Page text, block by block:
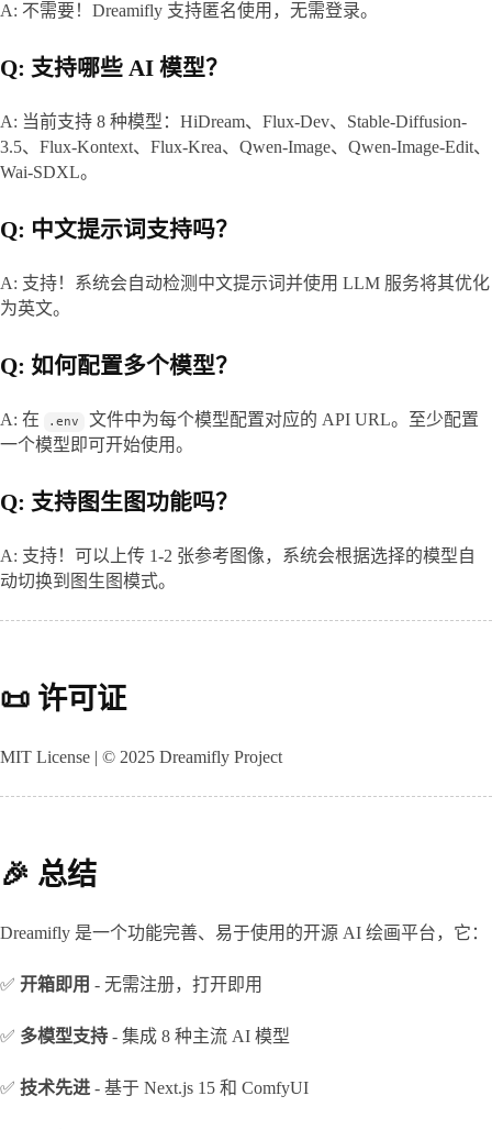
A: 不需要！Dreamifly 支持匿名使用，无需登录。
Q: 支持哪些 AI 模型？
A: 当前支持 8 种模型：HiDream、Flux-Dev、Stable-Diffusion-
3.5、Flux-Kontext、Flux-Krea、Qwen-Image、Qwen-Image-Edit、
Wai-SDXL。
Q: 中文提示词支持吗？
A: 支持！系统会自动检测中文提示词并使用 LLM 服务将其优化
为英文。
Q: 如何配置多个模型？
A: 在 .env
文件中为每个模型配置对应的 API URL。至少配置
一个模型即可开始使用。
Q: 支持图生图功能吗？
A: 支持！可以上传 1-2 张参考图像，系统会根据选择的模型自
动切换到图生图模式。
📜 许可证
MIT License | © 2025 Dreamifly Project
🎉 总结
Dreamifly 是一个功能完善、易于使用的开源 AI 绘画平台，它：
✅ 开箱即用 - 无需注册，打开即用
✅ 多模型支持 - 集成 8 种主流 AI 模型
✅ 技术先进 - 基于 Next.js 15 和 ComfyUI